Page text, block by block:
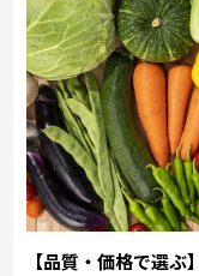
【品質・価格で選ぶ】